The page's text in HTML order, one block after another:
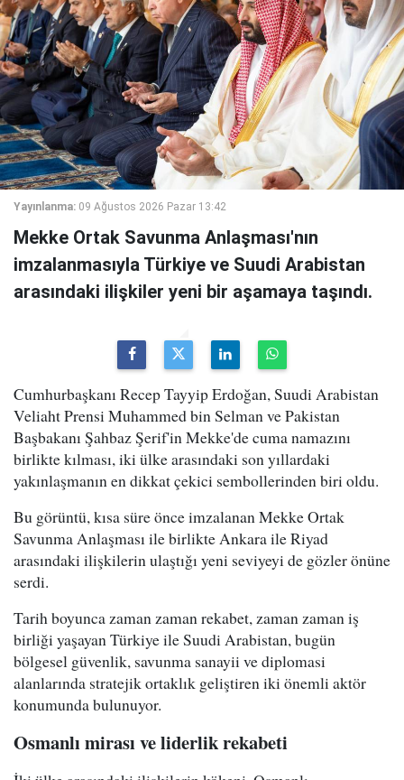
Yayınlanma: 09 Ağustos 2026 Pazar 13:42
Mekke Ortak Savunma Anlaşması'nın
imzalanmasıyla Türkiye ve Suudi Arabistan
arasındaki ilişkiler yeni bir aşamaya taşındı.
Cumhurbaşkanı Recep Tayyip Erdoğan, Suudi Arabistan
Veliaht Prensi Muhammed bin Selman ve Pakistan
Başbakanı Şahbaz Şerif'in Mekke'de cuma namazını
birlikte kılması, iki ülke arasındaki son yıllardaki
yakınlaşmanın en dikkat çekici sembollerinden biri oldu.
Bu görüntü, kısa süre önce imzalanan Mekke Ortak
Savunma Anlaşması ile birlikte Ankara ile Riyad
arasındaki ilişkilerin ulaştığı yeni seviyeyi de gözler önüne
serdi.
Tarih boyunca zaman zaman rekabet, zaman zaman iş
birliği yaşayan Türkiye ile Suudi Arabistan, bugün
bölgesel güvenlik, savunma sanayii ve diplomasi
alanlarında stratejik ortaklık geliştiren iki önemli aktör
konumunda bulunuyor.
Osmanlı mirası ve liderlik rekabeti